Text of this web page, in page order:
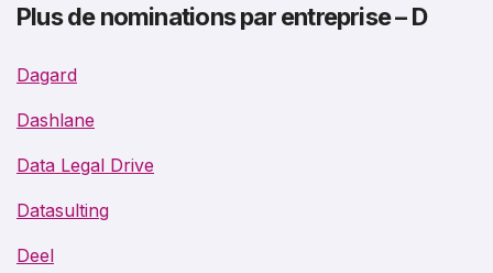
Plus de nominations par entreprise – D
Dagard
Dashlane
Data Legal Drive
Datasulting
Deel